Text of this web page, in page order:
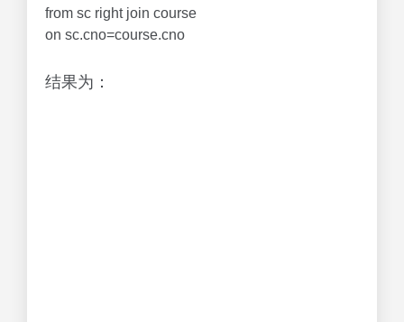
from sc right join course
on sc.cno=course.cno
结果为：